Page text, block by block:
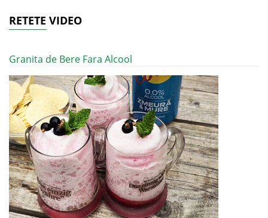
RETETE VIDEO
Granita de Bere Fara Alcool